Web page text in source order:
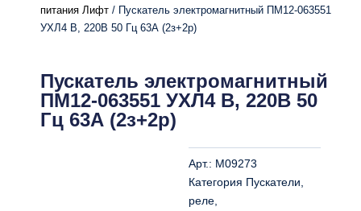
питания Лифт / Пускатель электромагнитный ПМ12-063551
УХЛ4 В, 220В 50 Гц 63А (2з+2p)
Пускатель электромагнитный
ПМ12-063551 УХЛ4 В, 220В 50
Гц 63А (2з+2p)
Арт.: M09273
Категория Пускатели,
реле,